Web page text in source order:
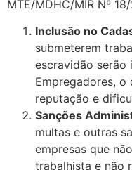
MTE/MDHC/MIR Nº
Inclusão no
submeterem
escravidão serão
Empregadores, o
reputação e
Sanções
multas e outras
empresas que
trabalhista e não